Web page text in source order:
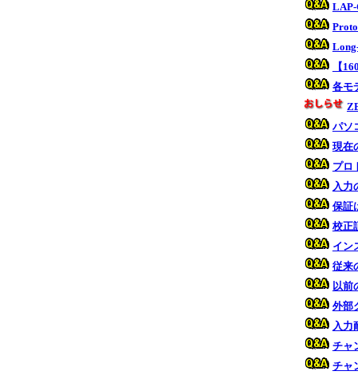
LAP-
【
各モ
パソ
現在
プロ
入力
保証
校正
イン
従来
以前
外部
入力
チャ
チャ